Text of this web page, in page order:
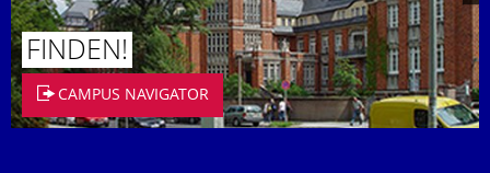
FINDEN!
CAMPUS NAVIGATOR